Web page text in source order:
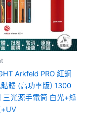
Arkfeld PRO 紅銅
髏 (高功率版) 1300
三光源手電筒 白光+綠
款
式。
在
產
品